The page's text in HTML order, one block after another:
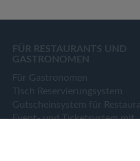
FÜR RESTAURANTS UND
GASTRONOMEN
Für Gastronomen
Tisch Reservierungsystem
Gutscheinsystem für
Event- und Ticketsystem mit